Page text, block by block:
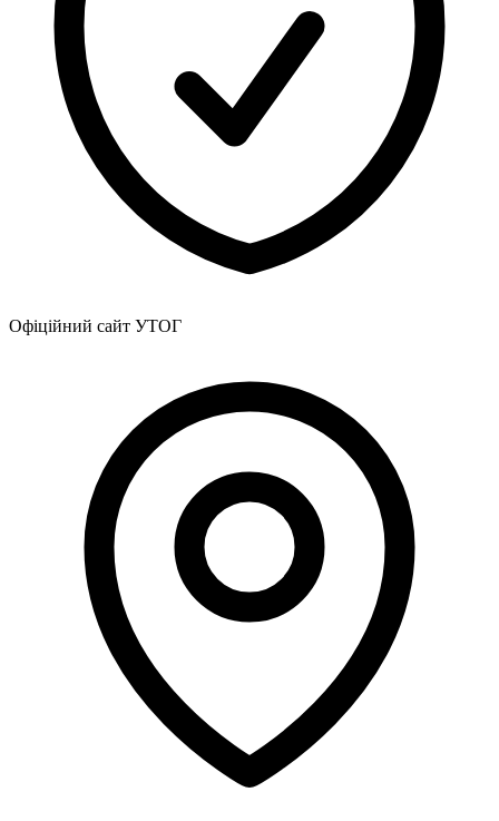
Офіційний сайт УТОГ